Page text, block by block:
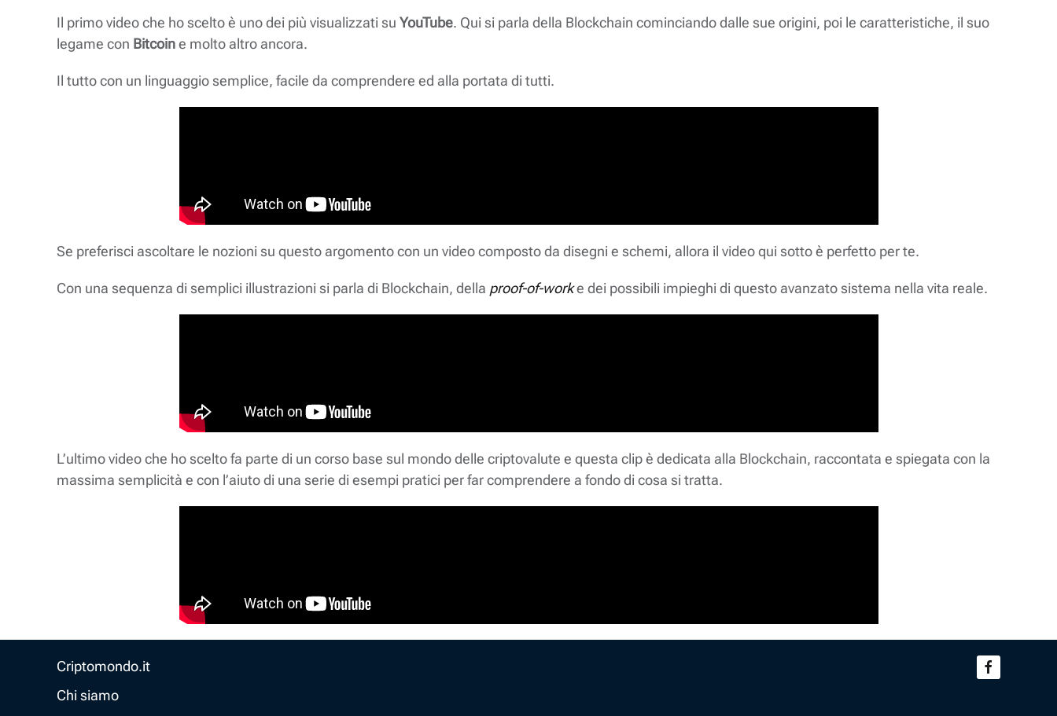
Il primo video che ho scelto è uno dei più visualizzati su YouTube. Qui si parla della Blockchain cominciando dalle sue origini, poi le caratteristiche, il suo
legame con Bitcoine molto altro ancora.
Il tutto con un linguaggio semplice, facile da comprendere ed alla portata di tutti.
Se preferisci ascoltare le nozioni su questo argomento con un video composto da disegni e schemi, allora il video qui sotto è perfetto per te.
Con una sequenza di semplici illustrazioni si parla di Blockchain, della proof-of-worke dei possibili impieghi di questo avanzato sistema nella vita reale.
L’ultimo video che ho scelto fa parte di un corso base sul mondo delle criptovalute e questa clip è dedicata alla Blockchain, raccontata e spiegata con la
massima semplicità e con l’aiuto di una serie di esempi pratici per far comprendere a fondo di cosa si tratta.
Criptomondo.it
Chi siamo